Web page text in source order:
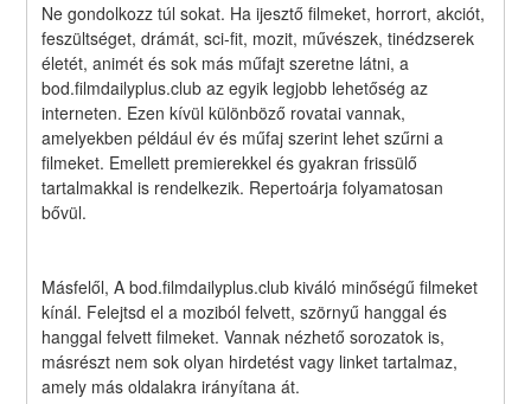
Ne gondolkozz túl sokat. Ha ijesztő filmeket, horrort, akciót,
feszültséget, drámát, sci-fit, mozit, művészek, tinédzserek
életét, animét és sok más műfajt szeretne látni, a
bod.filmdailyplus.club az egyik legjobb lehetőség az
interneten. Ezen kívül különböző rovatai vannak,
amelyekben például év és műfaj szerint lehet szűrni a
filmeket. Emellett premierekkel és gyakran frissülő
tartalmakkal is rendelkezik. Repertoárja folyamatosan
bővül.
Másfelől, A bod.filmdailyplus.club kiváló minőségű filmeket
kínál. Felejtsd el a moziból felvett, szörnyű hanggal és
hanggal felvett filmeket. Vannak nézhető sorozatok is,
másrészt nem sok olyan hirdetést vagy linket tartalmaz,
amely más oldalakra irányítana át.